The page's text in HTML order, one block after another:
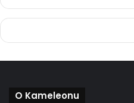
O Kameleonu